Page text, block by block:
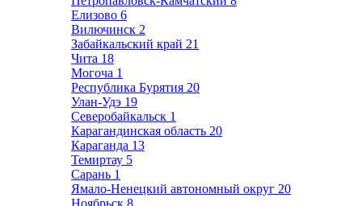
Елизово 6
Вилючинск 2
Забайкальский край 21
Чита 18
Могоча 1
Республика Бурятия 20
Улан-Удэ 19
Северобайкальск 1
Карагандинская область 20
Караганда 13
Темиртау 5
Сарань 1
Ямало-Ненецкий автономный округ 20
Ноябрьск 8